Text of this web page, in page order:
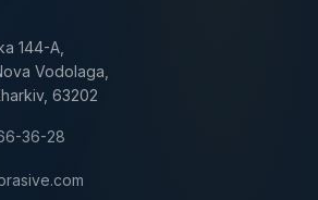
144-A,
Vodolaga,
63202
36-28